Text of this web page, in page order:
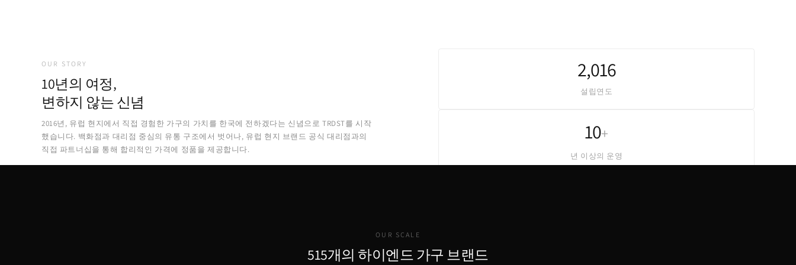
OUR STORY
10년의 여정,
변하지 않는 신념
2016년, 유럽 현지에서 직접 경험한 가구의 가치를 한국에 전하겠다는 신념으로 TRDST를 시작
했습니다. 백화점과 대리점 중심의 유통 구조에서 벗어나, 유럽 현지 브랜드 공식 대리점과의
직접 파트너십을 통해 합리적인 가격에 정품을 제공합니다.
2,016
설립연도
10+
년 이상의 운영
OUR SCALE
515개의 하이엔드 가구 브랜드